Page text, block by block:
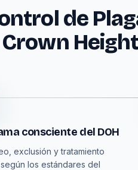
de
consciente del DOH
exclusión y tratamiento
los estándares del